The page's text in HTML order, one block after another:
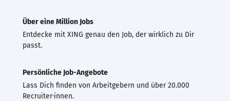
Über eine Million Jobs
Entdecke mit XING genau den Job, der wirklich zu Dir
passt.
Persönliche Job-Angebote
Lass Dich finden von Arbeitgebern und über 20.000
Recruiter·innen.